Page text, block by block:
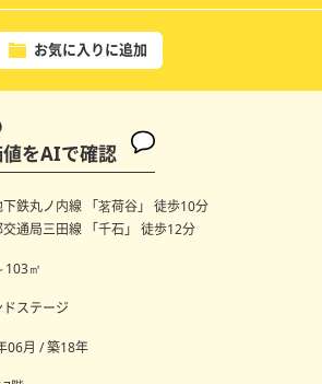
お気に入りに追加
をAIで確認
鉄丸ノ内線 「茗荷谷」 徒歩10分
通局三田線 「千石」 徒歩12分
103㎡
ドステージ
06月 / 築18年